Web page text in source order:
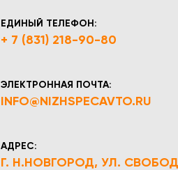
ЕДИНЫЙ ТЕЛЕФОН:
+ 7 (831) 218-90-80
ЭЛЕКТРОННАЯ ПОЧТА:
INFO@NIZHSPECAVTO.RU
АДРЕС:
Г. Н.НОВГОРОД, УЛ.